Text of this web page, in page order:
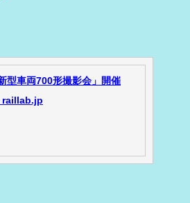
型車両700形撮影会」開催
raillab.jp